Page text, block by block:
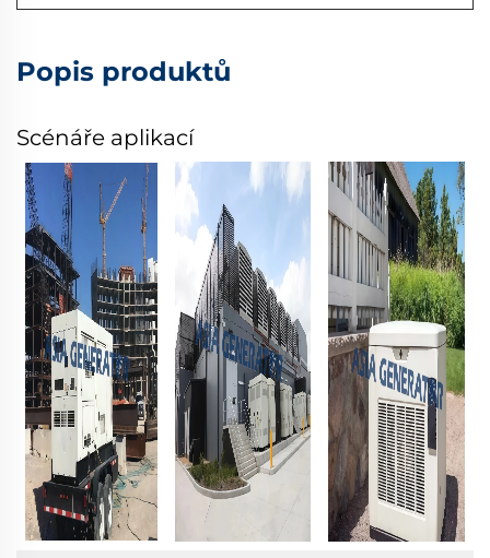
Popis produktů
Scénáře aplikací